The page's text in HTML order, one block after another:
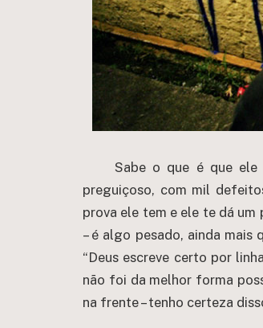
Sabe o que é que ele
preguiçoso, com mil
prova ele tem e ele te dá um
– é algo pesado, ainda
“Deus escreve certo por
não foi da melhor forma
na frente – tenho certeza